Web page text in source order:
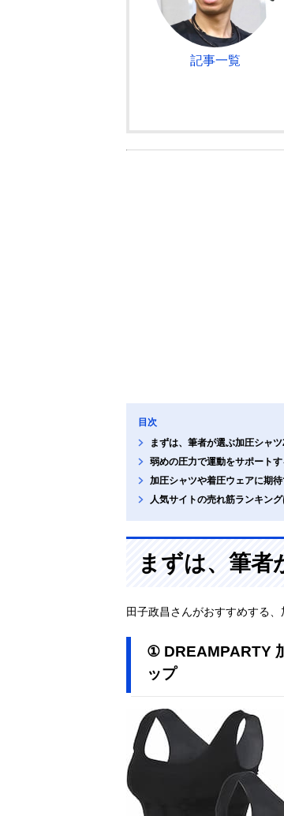
記事一覧
目次
まずは、筆者が選ぶ加圧シャ
弱めの圧力で運動をサポート
加圧シャツや着圧ウェアに期
人気サイトの売れ筋ランキン
まずは、筆者
田子政昌さんがおすすめする、
① DREAMPARTY
ップ